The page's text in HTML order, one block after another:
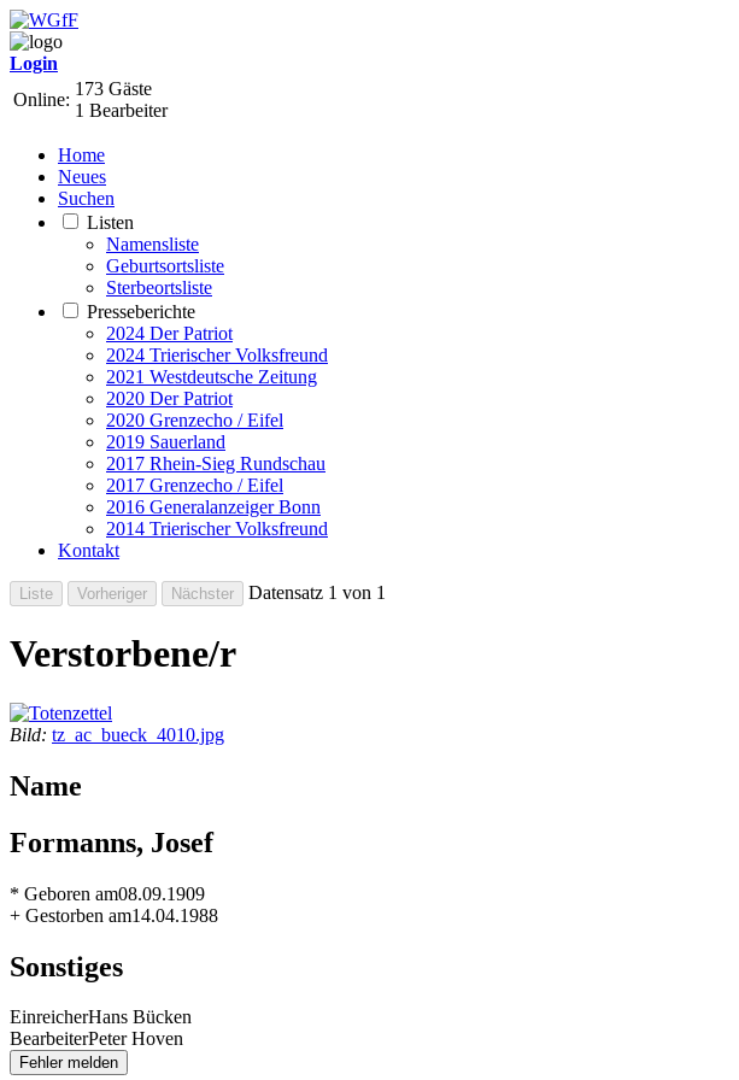
Login
Online:
173 Gäste
1 Bearbeiter
Home
Neues
Suchen
Listen
Namensliste
Geburtsortsliste
Sterbeortsliste
Presseberichte
2024 Der Patriot
2024 Trierischer Volksfreund
2021 Westdeutsche Zeitung
2020 Der Patriot
2020 Grenzecho / Eifel
2019 Sauerland
2017 Rhein-Sieg Rundschau
2017 Grenzecho / Eifel
2016 Generalanzeiger Bonn
2014 Trierischer Volksfreund
Kontakt
Datensatz 1 von 1
Verstorbene/r
Bild: tz_ac_bueck_4010.jpg
Name
Formanns, Josef
* Geboren am08.09.1909
+ Gestorben am14.04.1988
Sonstiges
EinreicherHans Bücken
BearbeiterPeter Hoven